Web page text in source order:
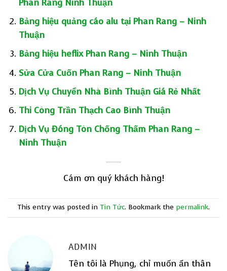
Phan Rang Ninh Thuận
Bảng hiệu quảng cáo alu tại Phan Rang – Ninh
Thuận
Bảng hiệu heflix Phan Rang – Ninh Thuận
Sửa Cửa Cuốn Phan Rang – Ninh Thuận
Dịch Vụ Chuyển Nhà Bình Thuận Giá Rẻ Nhất
Thi Công Trần Thạch Cao Bình Thuận
Dịch Vụ Đóng Tôn Chống Thấm Phan Rang –
Ninh Thuận
Cám ơn quý khách hàng!
This entry was posted in Tin Tức. Bookmark the permalink.
ADMIN
Tên tôi là Phụng, chỉ muốn ẩn thân